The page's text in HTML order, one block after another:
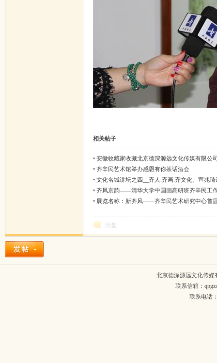
相关帖子
• 安徽收藏家收藏北京德深源远文化传媒有限公
• 齐辛民艺术馆举办感恩有你茶话酒会
• 文化名城讲坛之四__齐人.齐画.齐文化。宣兆
题讲座。
• 齐风京韵——清华大学中国画高研班齐辛民工
站）
• 展览名称：新齐风——齐辛民艺术研究中心首
回复
北京德深源远文化传
联系信箱：
联系电话